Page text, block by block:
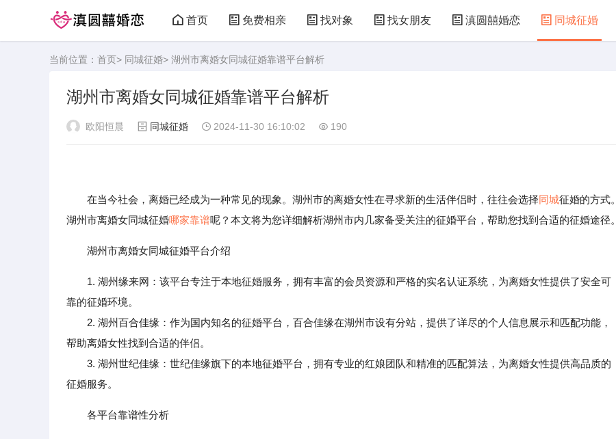
首页 免费相亲 找对象 找女朋友 滇圆囍婚恋 同城征婚
当前位置： 首页> 同城征婚> 湖州市离婚女同城征婚靠谱平台解析
湖州市离婚女同城征婚靠谱平台解析
欧阳恒晨 同城征婚 2024-11-30 16:10:02 190
在当今社会，离婚已经成为一种常见的现象。湖州市的离婚女性在寻求新的生活伴侣时，往往会选择同城征婚的方式。
湖州市离婚女同城征婚哪家靠谱呢？本文将为您详细解析湖州市内几家备受关注的征婚平台，帮助您找到合适的征婚途径。
湖州市离婚女同城征婚平台介绍
1. 湖州缘来网：该平台专注于本地征婚服务，拥有丰富的会员资源和严格的实名认证系统，为离婚女性提供了安全可
靠的征婚环境。
2. 湖州百合佳缘：作为国内知名的征婚平台，百合佳缘在湖州市设有分站，提供了详尽的个人信息展示和匹配功能，
帮助离婚女性找到合适的伴侣。
3. 湖州世纪佳缘：世纪佳缘旗下的本地征婚平台，拥有专业的红娘团队和精准的匹配算法，为离婚女性提供高品质的
征婚服务。
各平台靠谱性分析